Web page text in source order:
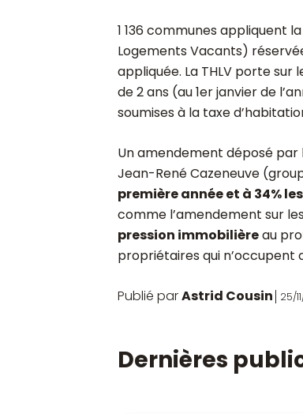
1 136 communes appliquent la
Logements Vacants)
appliquée. La THLV porte
de 2 ans (au 1erjanvier de
soumises à la taxe
Un amendement déposé
Jean-René Cazeneuve
première année et à 34%
comme l’amendement sur
pression immobilièreau
propriétaires qui
Publié parAstrid Cousin 25/
Dernières